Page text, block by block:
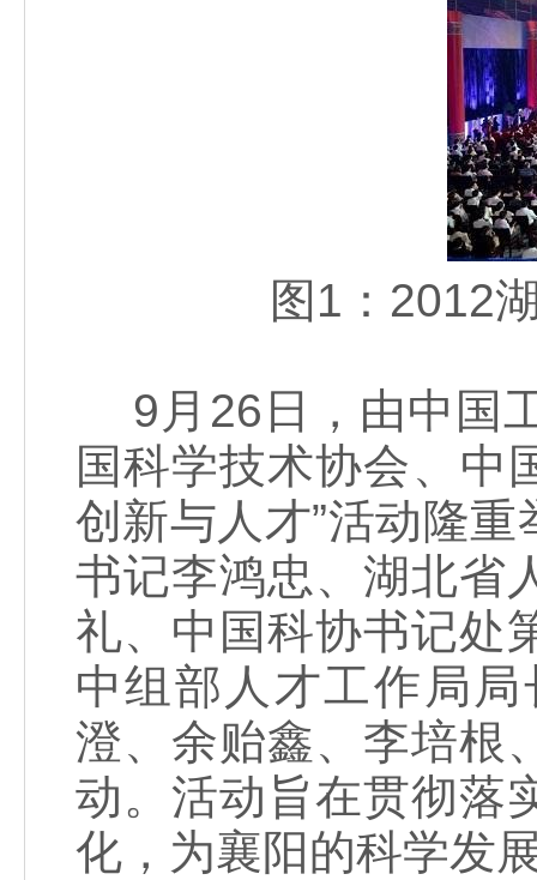
图1：2012湖
9月26日，由中国
国科学技术协会、中
创新与人才”活动隆
书记李鸿忠、湖北省
礼、中国科协书记处
中组部人才工作局
澄、余贻鑫、李培根
动。活动旨在贯彻落
化，为襄阳的科学发